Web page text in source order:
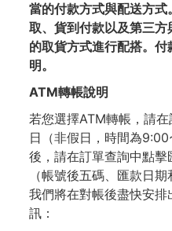
當的付款方式與配送方
取、貨到付款以及第三
的取貨方式進行配搭。
明。
ATM轉帳說明
若您選擇ATM轉帳，請
日（非假日，時間為
後，請在訂單查詢中點
（帳號後五碼、匯款日
我們將在對帳後盡快安
訊：